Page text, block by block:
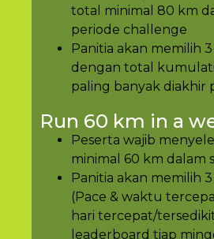
total minimal 80 km
periode challenge
Panitia akan memilih
dengan total
paling banyak diakhir
Run 60 km in a
Peserta wajib
minimal 60 km dalam
Panitia akan memilih
(Pace & waktu
hari tercepat/
leaderboard tiap